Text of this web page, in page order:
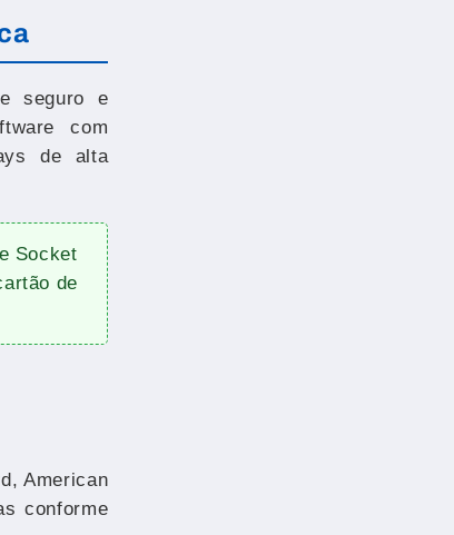
seguro e
com
de alta
Socket
de
American
conforme